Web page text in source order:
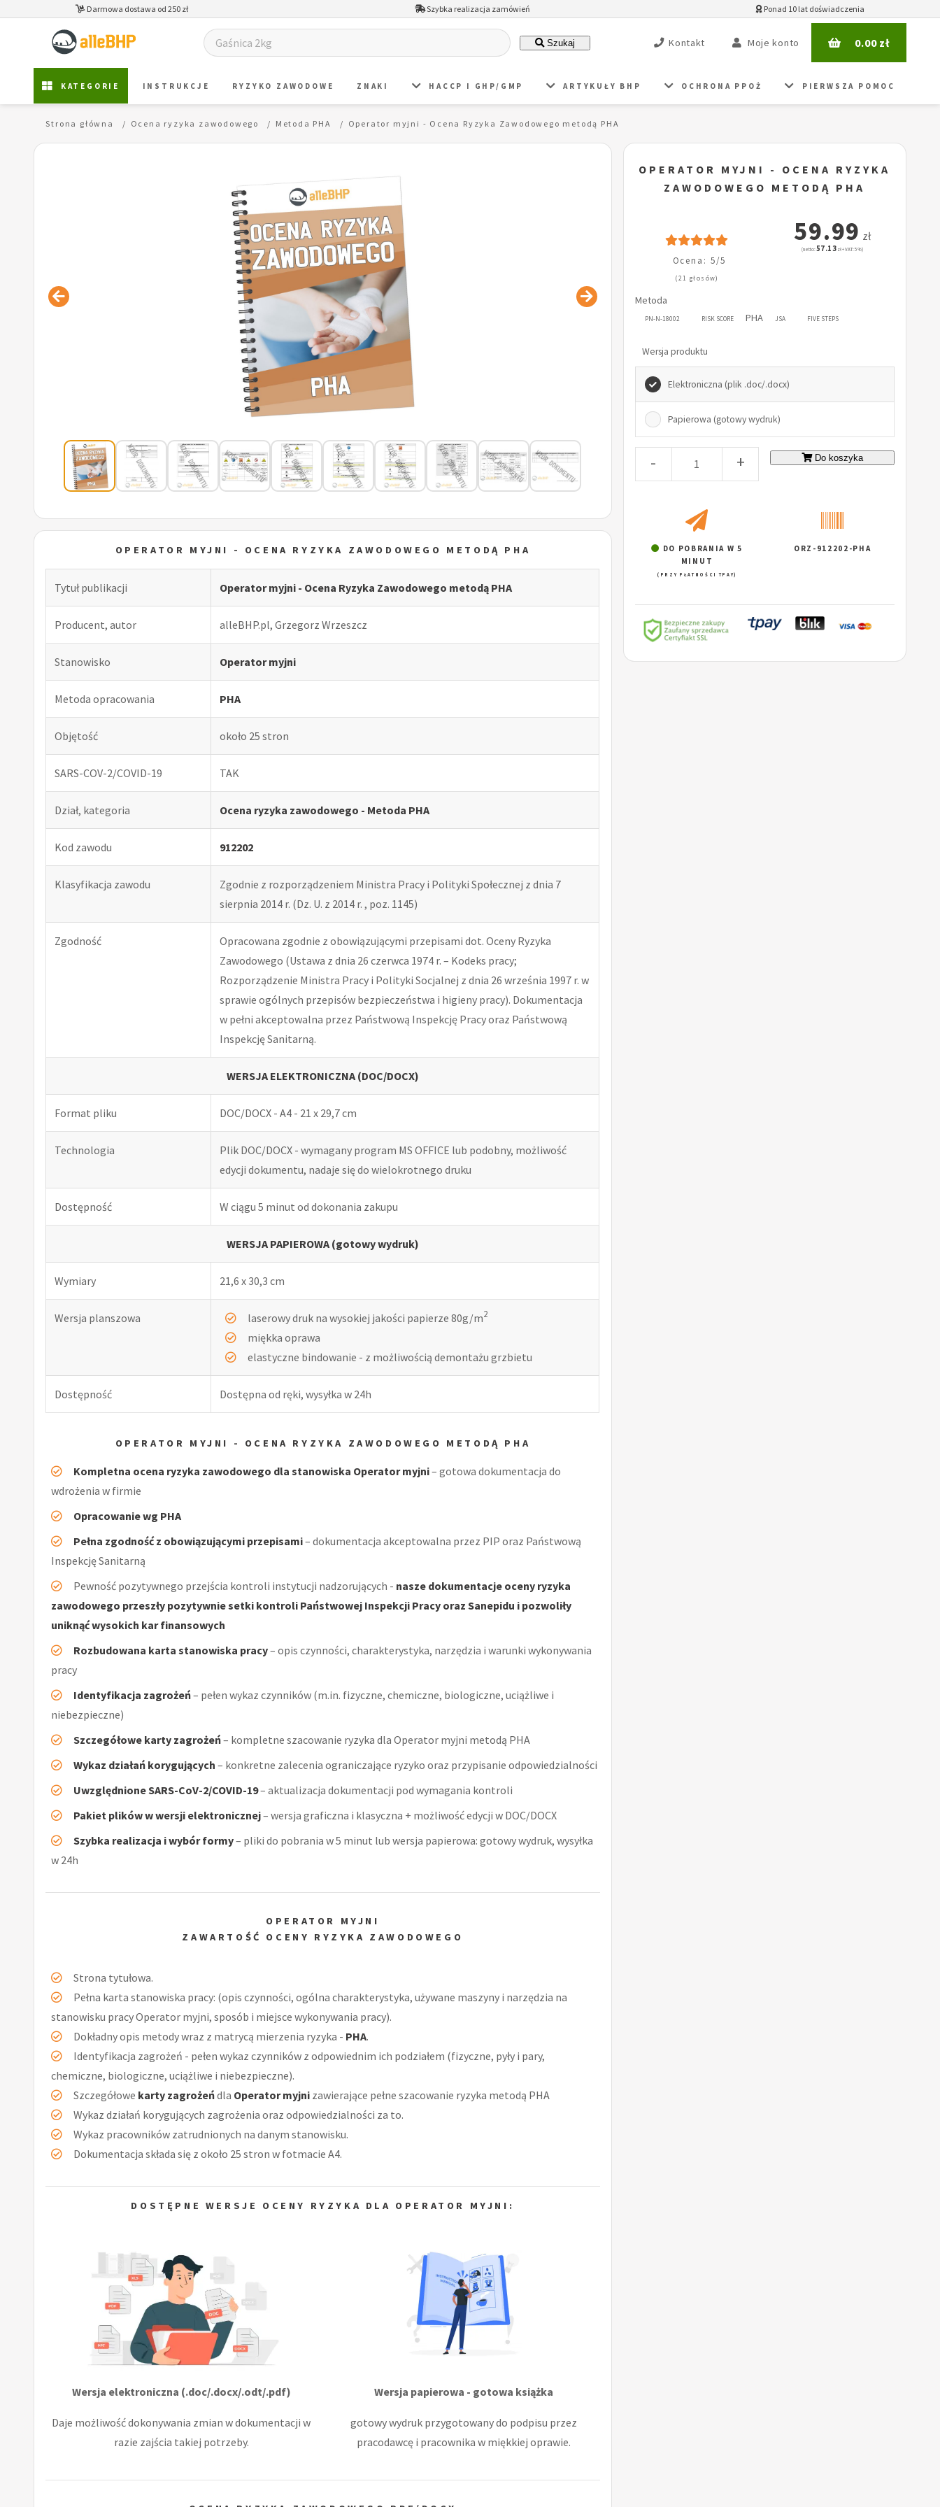
Darmowa dostawa od 250 zł Szybka realizacja zamówień Ponad 10 lat doświadczenia
Szukaj Kontakt Moje konto 0.00zł
KATEGORIE INSTRUKCJE RYZYKO ZAWODOWE ZNAKI HACCP I GHP/GMP ARTYKUŁY BHP OCHRONA PPOŻ PIERWSZA POMOC
Strona główna Ocena ryzyka zawodowego Metoda PHA Operator myjni - Ocena Ryzyka Zawodowego metodą PHA
OPERATOR MYJNI - OCENA RYZYKA ZAWODOWEGO METODĄ PHA
Tytuł publikacji Operator myjni - Ocena Ryzyka Zawodowego metodą PHA
Producent, autor alleBHP.pl, Grzegorz Wrzeszcz
Stanowisko Operator myjni
Metoda opracowania PHA
Objętość około 25 stron
SARS-COV-2/COVID-19 TAK
Dział, kategoria Ocena ryzyka zawodowego - Metoda PHA
Kod zawodu 912202
Klasyfikacja zawodu
Zgodnie z rozporządzeniem Ministra Pracy i Polityki Społecznej z dnia 7
sierpnia 2014 r. (Dz. U. z 2014 r. , poz. 1145)
Zgodność
Opracowana zgodnie z obowiązującymi przepisami dot. Oceny Ryzyka
Zawodowego (Ustawa z dnia 26 czerwca 1974 r. – Kodeks pracy;
Rozporządzenie Ministra Pracy i Polityki Socjalnej z dnia 26 września 1997 r. w
sprawie ogólnych przepisów bezpieczeństwa i higieny pracy). Dokumentacja
w pełni akceptowalna przez Państwową Inspekcję Pracy oraz Państwową
Inspekcję Sanitarną.
WERSJA ELEKTRONICZNA (DOC/DOCX)
Format pliku DOC/DOCX - A4 - 21 x 29,7 cm
Technologia
Plik DOC/DOCX - wymagany program MS OFFICE lub podobny, możliwość
edycji dokumentu, nadaje się do wielokrotnego druku
Dostępność W ciągu 5 minut od dokonania zakupu
WERSJA PAPIEROWA (gotowy wydruk)
Wymiary 21,6 x 30,3 cm
Wersja planszowa laserowy druk na wysokiej jakości papierze 80g/m2
miękka oprawa
elastyczne bindowanie - z możliwością demontażu grzbietu
Dostępność Dostępna od ręki, wysyłka w 24h
OPERATOR MYJNI - OCENA RYZYKA ZAWODOWEGO METODĄ PHA
Kompletna ocena ryzyka zawodowego dla stanowiska Operator myjni– gotowa dokumentacja do
wdrożenia w firmie
Opracowanie wg PHA
Pełna zgodność z obowiązującymi przepisami– dokumentacja akceptowalna przez PIP oraz Państwową
Inspekcję Sanitarną
Pewność pozytywnego przejścia kontroli instytucji nadzorujących - nasze dokumentacje oceny ryzyka
zawodowego przeszły pozytywnie setki kontroli Państwowej Inspekcji Pracy oraz Sanepidu i pozwoliły
uniknąć wysokich kar finansowych
Rozbudowana karta stanowiska pracy– opis czynności, charakterystyka, narzędzia i warunki wykonywania
pracy
Identyfikacja zagrożeń– pełen wykaz czynników (m.in. fizyczne, chemiczne, biologiczne, uciążliwe i
niebezpieczne)
Szczegółowe karty zagrożeń– kompletne szacowanie ryzyka dla Operator myjni metodą PHA
Wykaz działań korygujących – konkretne zalecenia ograniczające ryzyko oraz przypisanie odpowiedzialności
Uwzględnione SARS-CoV-2/COVID-19– aktualizacja dokumentacji pod wymagania kontroli
Pakiet plików w wersji elektronicznej– wersja graficzna i klasyczna + możliwość edycji w DOC/DOCX
Szybka realizacja i wybór formy– pliki do pobrania w 5 minut lub wersja papierowa: gotowy wydruk, wysyłka
w 24h
OPERATOR MYJNI
ZAWARTOŚĆ OCENY RYZYKA ZAWODOWEGO
Strona tytułowa.
Pełna karta stanowiska pracy: (opis czynności, ogólna charakterystyka, używane maszyny i narzędzia na
stanowisku pracy Operator myjni, sposób i miejsce wykonywania pracy).
Dokładny opis metody wraz z matrycą mierzenia ryzyka - PHA.
Identyfikacja zagrożeń - pełen wykaz czynników z odpowiednim ich podziałem (fizyczne, pyły i pary,
chemiczne, biologiczne, uciążliwe i niebezpieczne).
Szczegółowe karty zagrożeńdla Operator myjni zawierające pełne szacowanie ryzyka metodą PHA
Wykaz działań korygujących zagrożenia oraz odpowiedzialności za to.
Wykaz pracowników zatrudnionych na danym stanowisku.
Dokumentacja składa się z około 25 stron w fotmacie A4.
DOSTĘPNE WERSJE OCENY RYZYKA DLA OPERATOR MYJNI:
Wersja elektroniczna (.doc/.docx/.odt/.pdf)
Daje możliwość dokonywania zmian w dokumentacji w
razie zajścia takiej potrzeby.
Wersja papierowa - gotowa książka
gotowy wydruk przygotowany do podpisu przez
pracodawcę i pracownika w miękkiej oprawie.
OPERATOR MYJNI - OCENA RYZYKA
ZAWODOWEGO METODĄ PHA
Ocena: 5/5
(21 głosów)
59.99 zł
(netto:57.13 zł + VAT: 5%)
Metoda
PN-N-18002 RISK SCORE PHA JSA FIVE STEPS
Wersja produktu
Elektroniczna (plik .doc/.docx)
Papierowa (gotowy wydruk)
- + Do koszyka
DO POBRANIA W 5
MINUT
(PRZY PŁATNOŚCI TPAY)
ORZ-912202-PHA